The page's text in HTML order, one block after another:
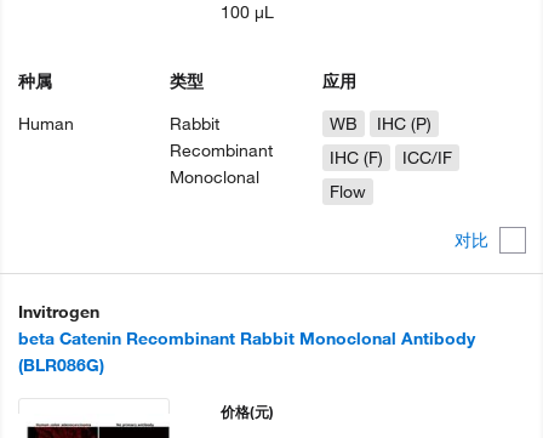
对比
种属
Human
类型
Rabbit
Recombinant
Monoclonal
应用
WB
IHC (P)
IHC (F)
ICC/IF
Flow
100 µL
Invitrogen
beta Catenin Recombinant Rabbit Monoclonal Antibody
(BLR086G)
价格(元)